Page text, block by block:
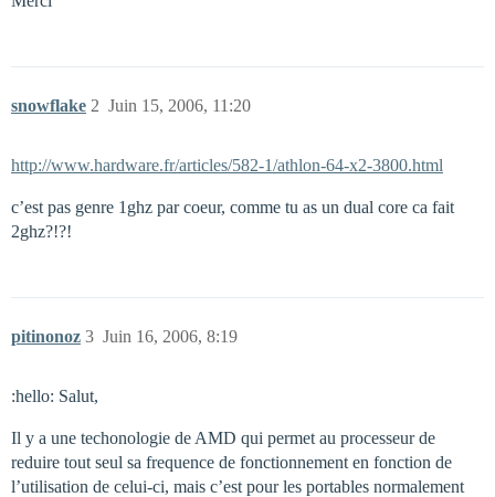
snowflake Juin 15, 2006, 11:20
2
http://www.hardware.fr/articles/582-1/athlon-64-x2-3800.html
c’est pas genre 1ghz par coeur, comme tu as un dual core ca fait
2ghz?!?!
pitinonoz Juin 16, 2006, 8:19
3
:hello: Salut,
Il y a une techonologie de AMD qui permet au processeur de
reduire tout seul sa frequence de fonctionnement en fonction de
l’utilisation de celui-ci, mais c’est pour les portables normalement